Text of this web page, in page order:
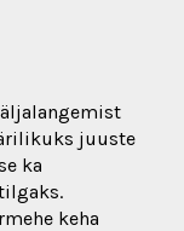
juuste
ka
keha